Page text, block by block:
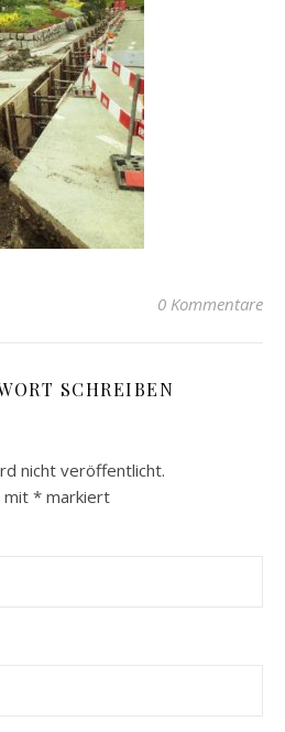
0 Kommentare
SCHREIBEN
nicht veröffentlicht.
mit * markiert